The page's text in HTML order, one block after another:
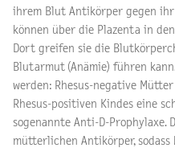
ihrem Blut Antikörper gegen ihr
können über die Plazenta in
Dort greifen sie die
Blutarmut (Anämie) führen
werden: Rhesus-negative
Rhesus-positiven Kindes eine
sogenannte Anti-D-
mütterlichen Antikörper,